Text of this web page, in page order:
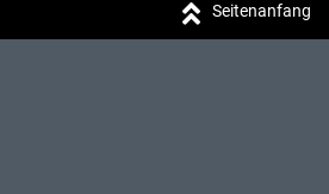
Seitenanfang